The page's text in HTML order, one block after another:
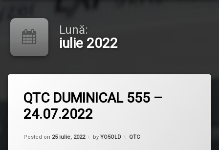
Lună:
iulie 2022
QTC DUMINICAL 555 –
24.07.2022
Posted on 25 iulie, 2022 by YO5OLD Categorii:
QTC
un
comentariu
la
QTC
555